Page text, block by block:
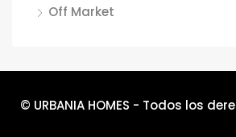
Off Market
© URBANIA HOMES - Todos los